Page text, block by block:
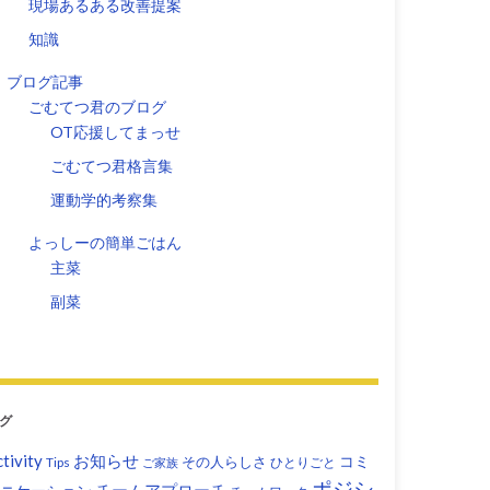
現場あるある改善提案
知識
ブログ記事
ごむてつ君のブログ
OT応援してまっせ
ごむてつ君格言集
運動学的考察集
よっしーの簡単ごはん
主菜
副菜
Tips お知らせ ご家族 その人らしさ ひとりごと コミ